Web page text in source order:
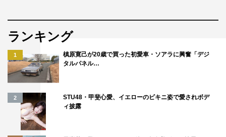
ランキング
1
槙原寛己が20歳で買った初愛車・ソアラに興奮「デジ
タルパネル…
2
STU48・甲斐心愛、イエローのビキニ姿で愛されボデ
ィ披露